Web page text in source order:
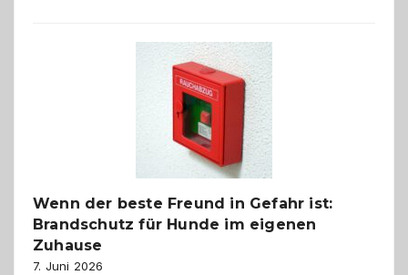
bewusst
herzlich
gestalten
Wenn der beste Freund in Gefahr ist:
Brandschutz für Hunde im eigenen
Zuhause
7. Juni 2026